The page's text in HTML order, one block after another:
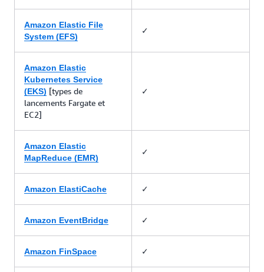
Amazon Elastic File
System (EFS)
✓
Amazon Elastic
Kubernetes Service
(EKS) [types de
lancements Fargate et
EC2]
✓
Amazon Elastic
MapReduce (EMR)
✓
Amazon ElastiCache ✓
Amazon EventBridge ✓
Amazon FinSpace ✓